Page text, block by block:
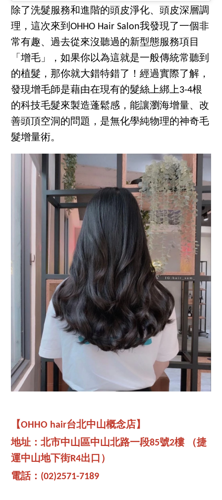
除了洗髮服務和進階的頭皮淨化、頭皮深層調
理，這次來到OHHO Hair Salon我發現了一個非
常有趣、過去從來沒聽過的新型態服務項目
「增毛」，如果你以為這就是一般傳統常聽到
的植髮，那你就大錯特錯了！經過實際了解，
發現增毛師是藉由在現有的髮絲上綁上3-4根
的科技毛髮來製造蓬鬆感，能讓瀏海增量、改
善頭頂空洞的問題，是無化學純物理的神奇毛
髮增量術。
【OHHO hair台北中山概念店】
地址：北市中山區中山北路一段85號2樓 （捷
運中山地下街R4出口）
電話：(02)2571-7189